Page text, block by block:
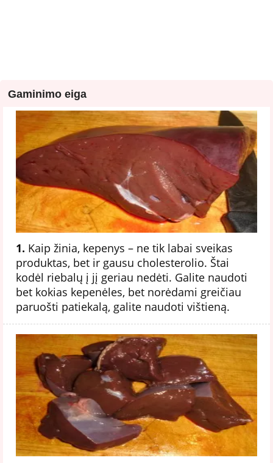
Gaminimo eiga
1. Kaip žinia, kepenys – ne tik labai sveikas
produktas, bet ir gausu cholesterolio. Štai
kodėl riebalų į jį geriau nedėti. Galite naudoti
bet kokias kepenėles, bet norėdami greičiau
paruošti patiekalą, galite naudoti vištieną.